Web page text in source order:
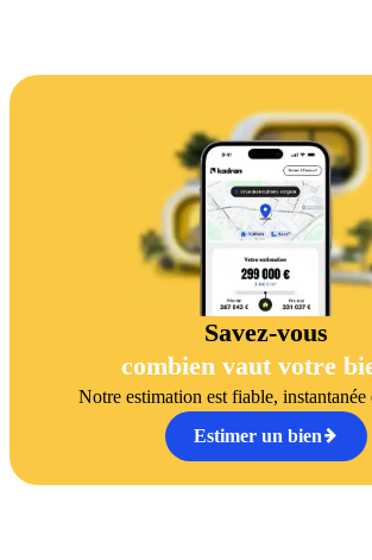
Savez-vous
combien vaut votre
Notre estimation est fiable, instantanée
Estimer un bien